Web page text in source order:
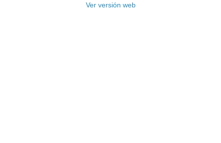
Ver versión web